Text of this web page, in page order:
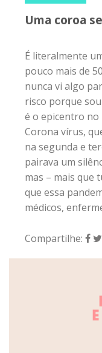
Uma coroa
É literalmente
pouco mais de
nunca vi algo
risco porque
é o epicentro no
Corona vírus,
na segunda e
pairava um
mas – mais que
que essa
médicos,
Compartilhe: